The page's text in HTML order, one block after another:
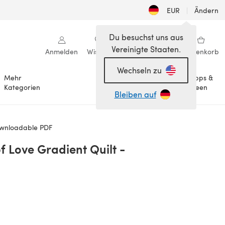
EUR | Ändern
Anmelden Wishlist Meine Bibliothek Warenkorb
Mehr
Kategorien
Anlässe
Tipps &
Ideen
Du besuchst uns aus
Vereinigte Staaten.
Wechseln zu
Bleiben auf
PDF
Love Gradient Quilt -